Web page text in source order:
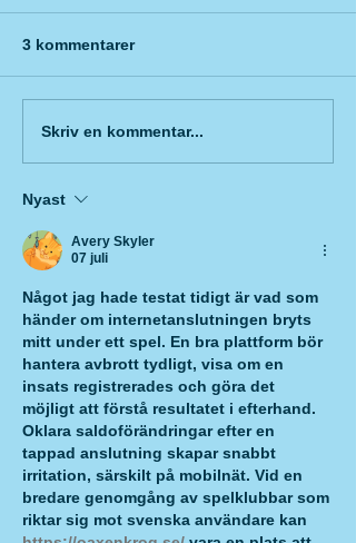
3 kommentarer
Skriv en kommentar...
Nyast
Avery Skyler
07 juli
Något jag hade testat tidigt är vad som
händer om internetanslutningen bryts
mitt under ett spel. En bra plattform bör
hantera avbrott tydligt, visa om en
insats registrerades och göra det
möjligt att förstå resultatet i efterhand.
Oklara saldoförändringar efter en
tappad anslutning skapar snabbt
irritation, särskilt på mobilnät. Vid en
bredare genomgång av spelklubbar som
riktar sig mot svenska användare kan